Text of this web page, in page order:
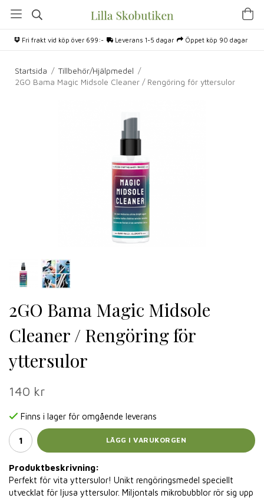
Fri frakt vid köp över 699:- Leverans 1-5 dagar Öppet köp 90 dagar
Startsida / Tillbehör/Hjälpmedel /
2GO Bama Magic Midsole Cleaner / Rengöring för yttersulor
2GO Bama Magic Midsole
Cleaner / Rengöring för
yttersulor
140 kr
Finns i lager för omgående leverans
LÄGG I VARUKORGEN
Produktbeskrivning:
Perfekt för vita yttersulor! Unikt rengöringsmedel speciellt
utvecklat för ljusa yttersulor. Miljontals mikrobubblor rör sig upp